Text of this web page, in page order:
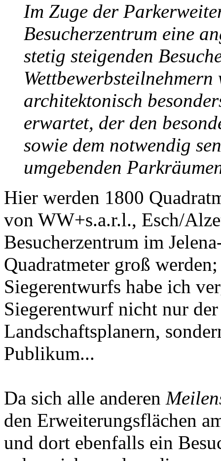
Im Zuge der
Besucherzentrum eine
stetig steigenden
architektonisch
erwartet, der den
sowie dem notwendig
umgebenden
Hier werden 1800
von WW+s.a.r.l., Esch/
Besucherzentrum im
Quadratmeter groß
Siegerentwurfs habe ich
Siegerentwurf nicht nur
Landschaftsplanern,
Publikum...
Da sich alle anderen
den Erweiterungsflächen
und dort ebenfalls ein